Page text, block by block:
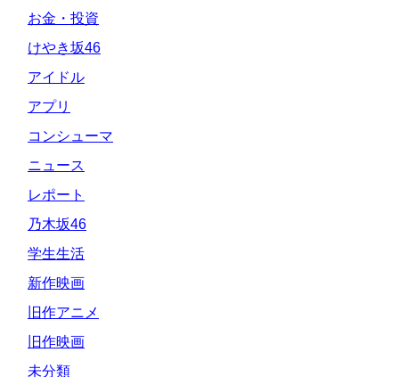
お金・投資
けやき坂46
アイドル
アプリ
コンシューマ
ニュース
レポート
乃木坂46
学生生活
新作映画
旧作アニメ
旧作映画
未分類